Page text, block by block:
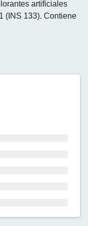
artificiales
(INS 133). Contiene